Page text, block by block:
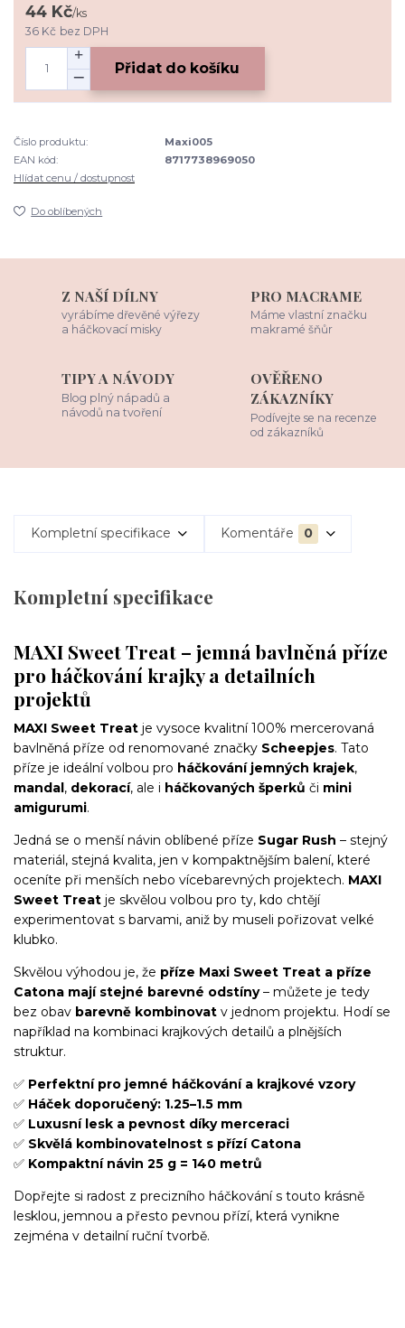
44 Kč/ks
36 Kč bez DPH
Přidat do košíku
Číslo produktu:
Maxi005
EAN kód:
8717738969050
Hlídat cenu / dostupnost
Do oblíbených
Z NAŠÍ DÍLNY
vyrábíme dřevěné výřezy
a háčkovací misky
PRO MACRAME
Máme vlastní značku
makramé šňůr
TIPY A NÁVODY
Blog plný nápadů a
návodů na tvoření
OVĚŘENO
ZÁKAZNÍKY
Podívejte se na recenze
od zákazníků
Kompletní specifikace Komentáře 0
Kompletní specifikace
MAXI Sweet Treat – jemná bavlněná příze
pro háčkování krajky a detailních
projektů
MAXI Sweet Treat je vysoce kvalitní 100% mercerovaná
bavlněná příze od renomované značky Scheepjes. Tato
příze je ideální volbou pro háčkování jemných krajek,
mandal, dekorací, ale i háčkovaných šperků či mini
amigurumi.
Jedná se o menší návin oblíbené příze Sugar Rush – stejný
materiál, stejná kvalita, jen v kompaktnějším balení, které
oceníte při menších nebo vícebarevných projektech. MAXI
Sweet Treat je skvělou volbou pro ty, kdo chtějí
experimentovat s barvami, aniž by museli pořizovat velké
klubko.
Skvělou výhodou je, že příze Maxi Sweet Treat a příze
Catona mají stejné barevné odstíny– můžete je tedy
bez obav barevně kombinovat v jednom projektu. Hodí se
například na kombinaci krajkových detailů a plnějších
struktur.
✅ Perfektní pro jemné háčkování a krajkové vzory
✅ Háček doporučený: 1.25–1.5 mm
✅ Luxusní lesk a pevnost díky merceraci
✅ Skvělá kombinovatelnost s přízí Catona
✅ Kompaktní návin 25 g = 140 metrů
Dopřejte si radost z precizního háčkování s touto krásně
lesklou, jemnou a přesto pevnou přízí, která vynikne
zejména v detailní ruční tvorbě.